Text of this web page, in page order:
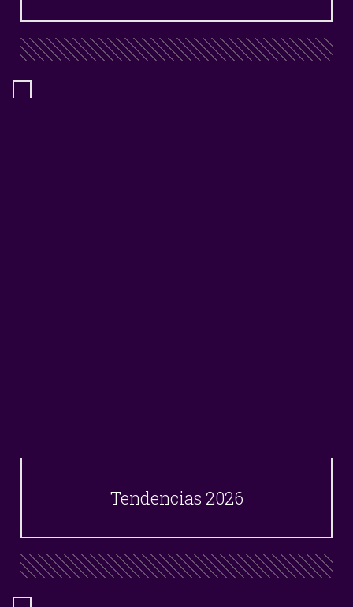
Tendencias 2026